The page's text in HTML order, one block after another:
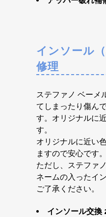
インソール
修理
ステファノ ベーメ
てしまったり傷ん
す。オリジナルに
す。
オリジナルに近い
ますので安心です。
ただし、ステファ
ネームの入ったイ
ご了承ください。
インソール交換